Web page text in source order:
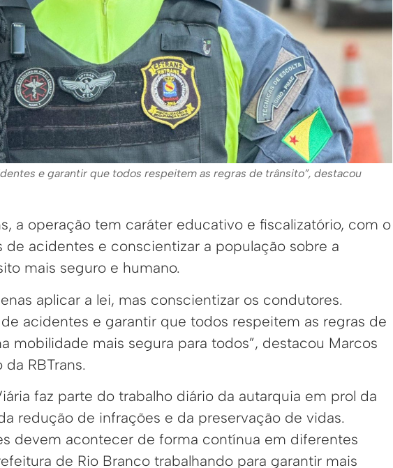
e garantir que todos respeitem as regras de trânsito”, destacou
a operação tem caráter educativo e fiscalizatório, com o
acidentes e conscientizar a população sobre a
mais seguro e humano.
aplicar a lei, mas conscientizar os condutores.
acidentes e garantir que todos respeitem as regras de
mobilidade mais segura para todos”, destacou Marcos
RBTrans.
faz parte do trabalho diário da autarquia em prol da
redução de infrações e da preservação de vidas.
devem acontecer de forma contínua em diferentes
de Rio Branco trabalhando para garantir mais